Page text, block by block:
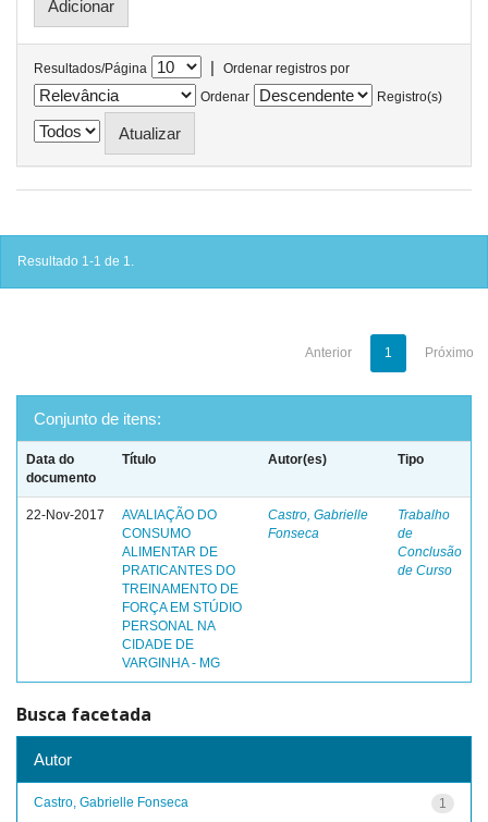
Resultados/Página |
Ordenar registros por
Ordenar
Registro(s)
Resultado 1-1 de 1.
Anterior 1 Próximo
Conjunto de itens:
Data do
documento
Título Autor(es) Tipo
22-Nov-2017
AVALIAÇÃO DO
CONSUMO
ALIMENTAR DE
PRATICANTES DO
TREINAMENTO DE
FORÇA EM STÚDIO
PERSONAL NA
CIDADE DE
VARGINHA - MG
Castro, Gabrielle
Fonseca
Trabalho
de
Conclusão
de Curso
Busca facetada
Autor
1
Castro, Gabrielle Fonseca